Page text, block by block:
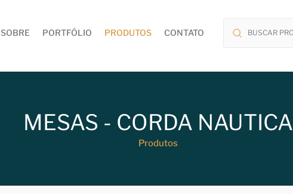
SOBRE PORTFÓLIO PRODUTOS CONTATO
MESAS - CORDA NAUTICA
Produtos